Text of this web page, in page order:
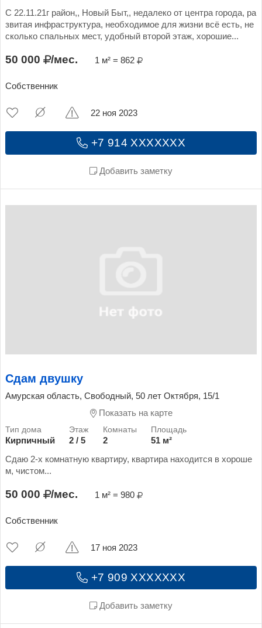
С 22.11.21г район,, Новый Быт,, недалеко от центра города, ра
звитая инфраструктура, необходимое для жизни всё есть, не
сколько спальных мест, удобный второй этаж, хорошие...
50 000 /мес. 1 м² = 862
Собственник
+7 914 XXXXXXX
Добавить заметку
22 ноя 2023
Сдам двушку
Амурская область, Свободный, 50 лет Октября, 15/1
Показать на карте
Кирпичный 2 / 5 2
51 м²
Сдаю 2-х комнатную квартиру, квартира находится в хороше
м, чистом...
50 000 /мес. 1 м² = 980
Собственник
+7 909 XXXXXXX
Добавить заметку
17 ноя 2023